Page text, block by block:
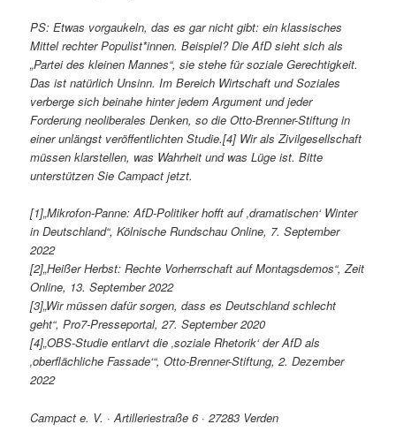
PS: Etwas vorgaukeln, das es gar nicht gibt: ein klassisches
Mittel rechter Populist*innen. Beispiel? Die AfD sieht sich als
„Partei des kleinen Mannes“, sie stehe für soziale Gerechtigkeit.
Das ist natürlich Unsinn. Im Bereich Wirtschaft und Soziales
verberge sich beinahe hinter jedem Argument und jeder
Forderung neoliberales Denken, so die Otto-Brenner-Stiftung in
einer unlängst veröffentlichten Studie.[4] Wir als Zivilgesellschaft
müssen klarstellen, was Wahrheit und was Lüge ist. Bitte
unterstützen Sie Campact jetzt.
[1]„Mikrofon-Panne: AfD-Politiker hofft auf ‚dramatischen‘ Winter
in Deutschland“, Kölnische Rundschau Online, 7. September
2022
[2]„Heißer Herbst: Rechte Vorherrschaft auf Montagsdemos“, Zeit
Online, 13. September 2022
[3]„Wir müssen dafür sorgen, dass es Deutschland schlecht
geht“, Pro7-Presseportal, 27. September 2020
[4]„OBS-Studie entlarvt die ‚soziale Rhetorik‘ der AfD als
‚oberflächliche Fassade‘“, Otto-Brenner-Stiftung, 2. Dezember
2022
Campact e. V. · Artilleriestraße 6 · 27283 Verden